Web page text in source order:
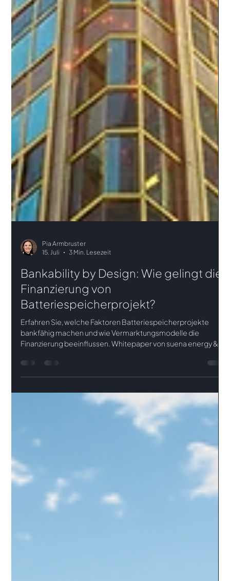
Pia Armbruster
15. Juli
3 Min. Lesezeit
Bankability by Design: Wie gelingt die
Erfahren Sie, welche Faktoren Batteriespeicherprojekte
bankfähig machen und wie Vermarktungsmodelle die
Finanzierung beeinflussen. Whitepaper von suena energy &
Capcora.